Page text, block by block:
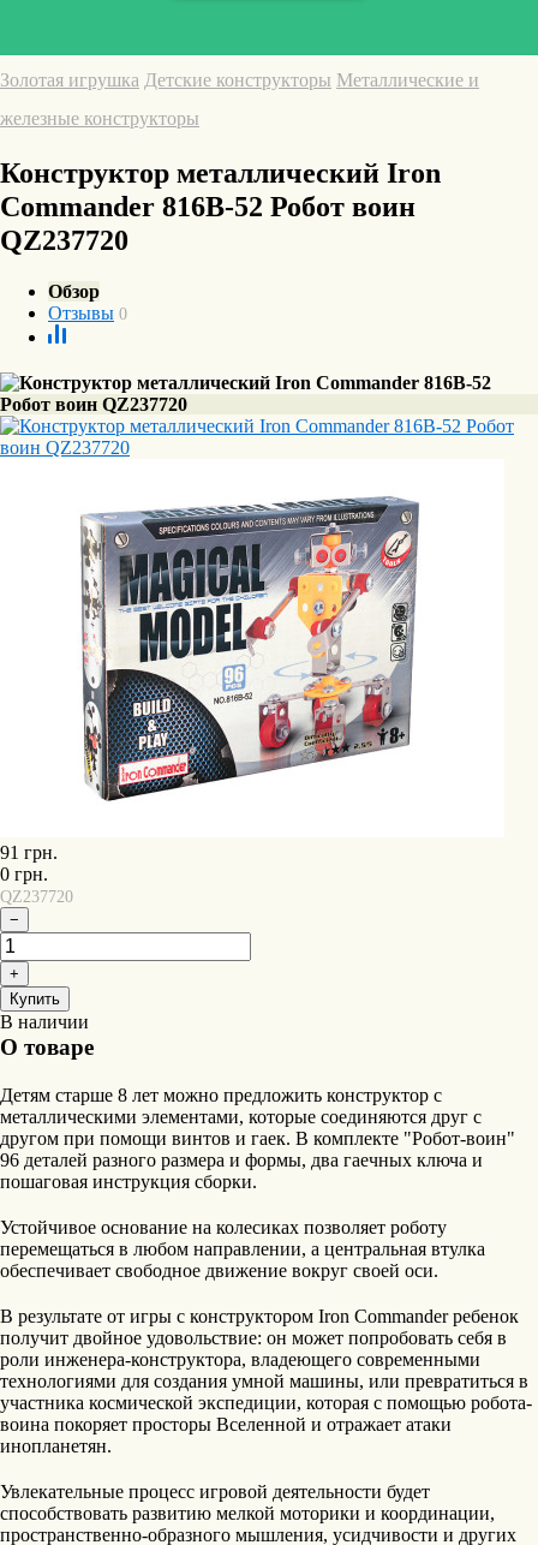
Золотая игрушка Детские конструкторы Металлические и
железные конструкторы
Конструктор металлический Iron
Commander 816B-52 Робот воин
QZ237720
Обзор
Отзывы 0
91 грн.
0 грн.
QZ237720
−
+
Купить
В наличии
О товаре
Детям старше 8 лет можно предложить конструктор с
металлическими элементами, которые соединяются друг с
другом при помощи винтов и гаек. В комплекте "Робот-воин"
96 деталей разного размера и формы, два гаечных ключа и
пошаговая инструкция сборки.
Устойчивое основание на колесиках позволяет роботу
перемещаться в любом направлении, а центральная втулка
обеспечивает свободное движение вокруг своей оси.
В результате от игры с конструктором Iron Commander ребенок
получит двойное удовольствие: он может попробовать себя в
роли инженера-конструктора, владеющего современными
технологиями для создания умной машины, или превратиться в
участника космической экспедиции, которая с помощью робота-
воина покоряет просторы Вселенной и отражает атаки
инопланетян.
Увлекательные процесс игровой деятельности будет
способствовать развитию мелкой моторики и координации,
пространственно-образного мышления, усидчивости и других